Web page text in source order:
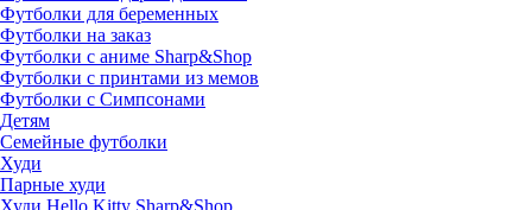
Футболки для беременных
Футболки на заказ
Футболки с аниме Sharp&Shop
Футболки с принтами из мемов
Футболки с Симпсонами
Детям
Семейные футболки
Худи
Парные худи
Худи Hello Kitty Sharp&Shop